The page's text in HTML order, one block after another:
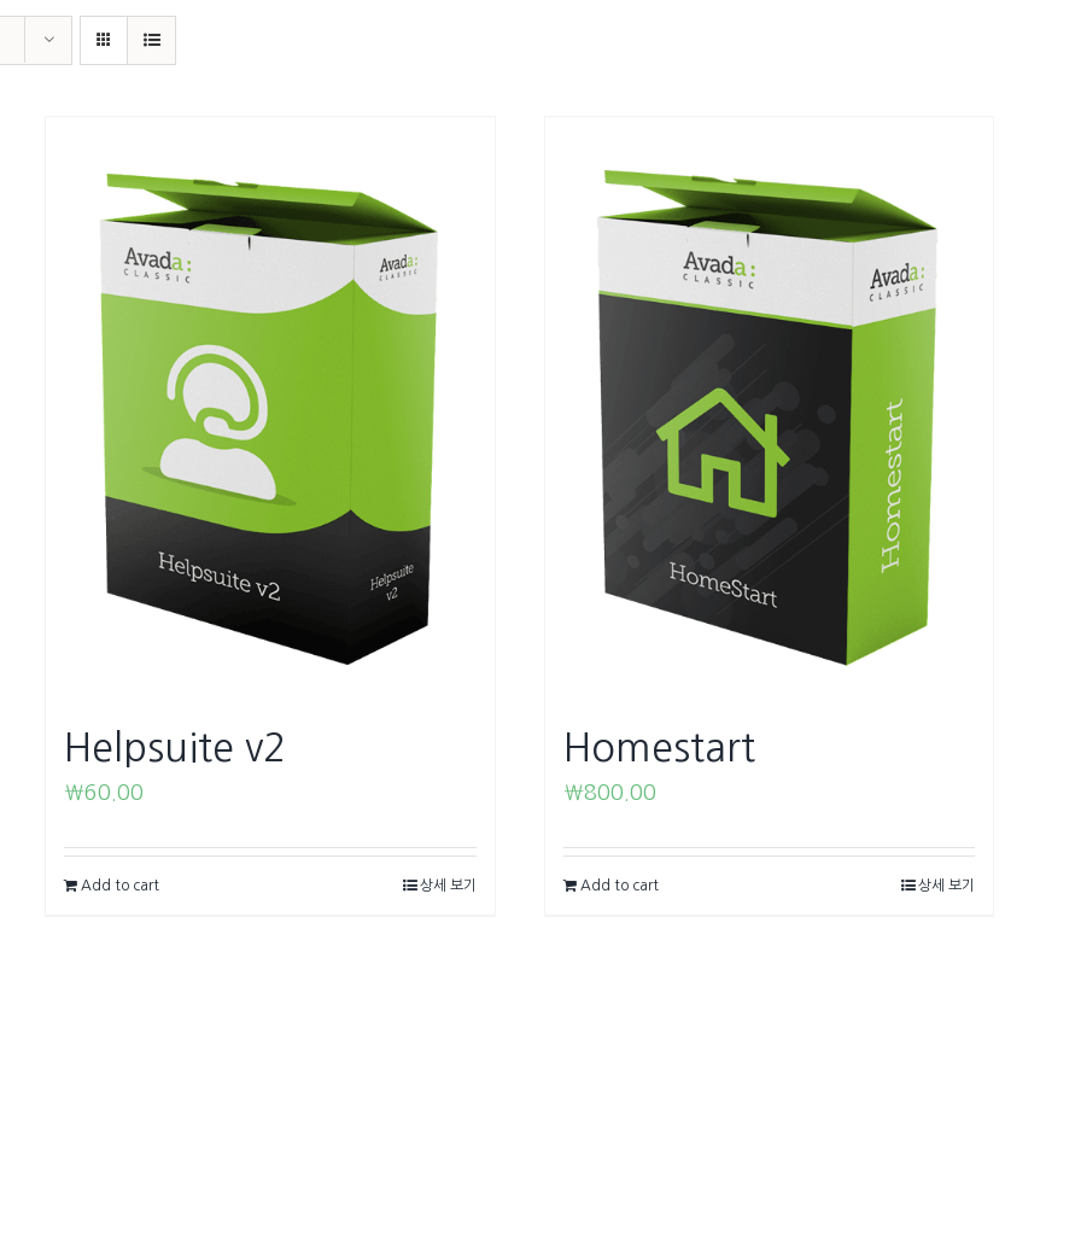
Helpsuite v2
₩60.00
Add to cart 상세 보기
Homestart
₩800.00
Add to cart 상세 보기